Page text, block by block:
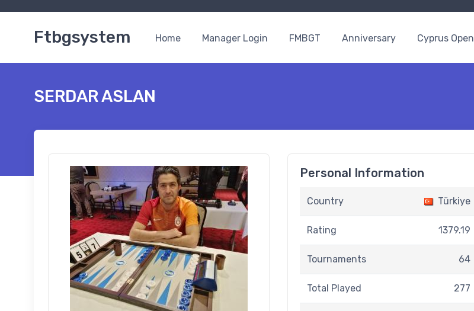
Ftbgsystem Home Manager Login FMBGT Anniversary Cyprus Open
SERDAR ASLAN
Personal Information
Country Türkiye
Rating 1379.19
Tournaments 64
Total Played 277